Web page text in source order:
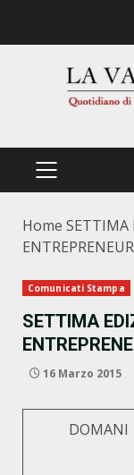
PRIMÄRES
Home SETTIMA
Comunicati Stampa
SETTIMA
16 Marzo 2015
DOMANI